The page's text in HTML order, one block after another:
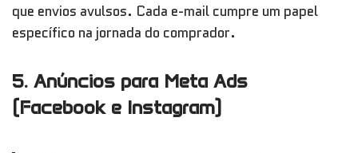
que envios avulsos. Cada e-mail cumpre um papel
específico na jornada do comprador.
5. Anúncios para Meta Ads
(Facebook e Instagram)